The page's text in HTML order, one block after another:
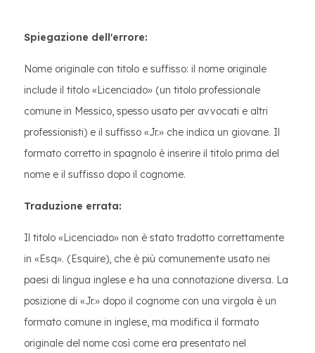
Spiegazione dell'errore:
Nome originale con titolo e suffisso: il nome originale
include il titolo «Licenciado» (un titolo professionale
comune in Messico, spesso usato per avvocati e altri
professionisti) e il suffisso «Jr.» che indica un giovane. Il
formato corretto in spagnolo è inserire il titolo prima del
nome e il suffisso dopo il cognome.
Traduzione errata:
Il titolo «Licenciado» non è stato tradotto correttamente
in «Esq». (Esquire), che è più comunemente usato nei
paesi di lingua inglese e ha una connotazione diversa. La
posizione di «Jr.» dopo il cognome con una virgola è un
formato comune in inglese, ma modifica il formato
originale del nome così come era presentato nel